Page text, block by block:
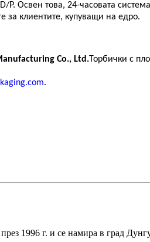
Освен това, 24-часовата
за клиентите, купуващи на едро.
Co., Ltd.Торбички с
.
1996 г. и се намира в град